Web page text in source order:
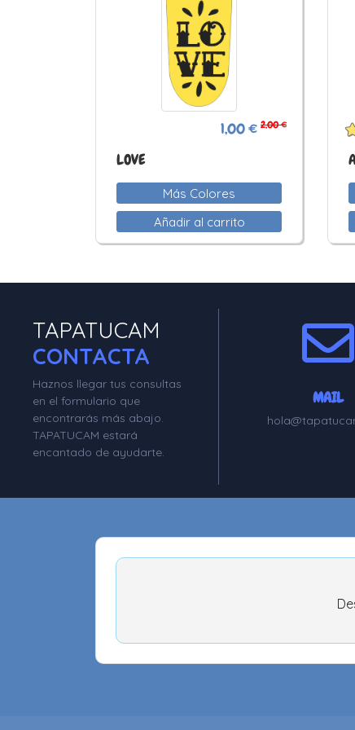
1,00 € 2,00 €
LOVE
Más Colores
Añadir al carrito
TAPATUCAM
CONTACTA
Haznos llegar tus consultas
en el formulario que
encontrarás más abajo.
TAPATUCAM estará
encantado de ayudarte.
MAIL